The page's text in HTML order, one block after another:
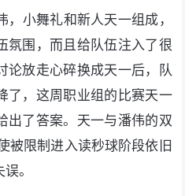
小舞礼和新人天一组成，
氛围，而且给队伍注入了很
论放走心碎换成天一后，队
了，这周职业组的比赛天一
出了答案。天一与潘伟的双
被限制进入读秒球阶段依旧
。